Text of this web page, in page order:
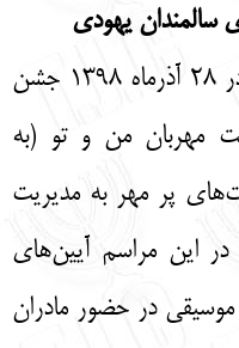
سالمندان یهودی
به مناسبت فرارسیدن شب یلدا در 28 آذرماه 1398 جشن
مهربان من و تو (به
پر مهر به مدیریت
این مراسم آیین‌های
در حضور مادران